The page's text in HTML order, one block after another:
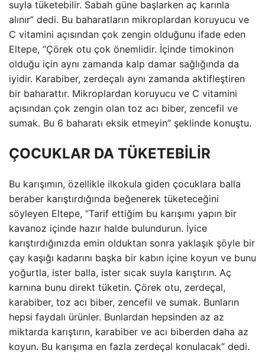
suyla tüketebilir. Sabah güne başlarken aç karınla
alınır” dedi. Bu baharatların mikroplardan koruyucu ve
C vitamini açısından çok zengin olduğunu ifade eden
Eltepe, “Çörek otu çok önemlidir. İçinde timokinon
olduğu için aynı zamanda kalp damar sağlığında da
iyidir. Karabiber, zerdeçalı aynı zamanda aktifleştiren
bir baharattır. Mikroplardan koruyucu ve C vitamini
açısından çok zengin olan toz acı biber, zencefil ve
sumak. Bu 6 baharatı eksik etmeyin” şeklinde konuştu.
ÇOCUKLAR DA TÜKETEBİLİR
Bu karışımın, özellikle ilkokula giden çocuklara balla
beraber karıştırdığında beğenerek tüketeceğini
söyleyen Eltepe, “Tarif ettiğim bu karışımı yapın bir
kavanoz içinde hazır halde bulundurun. İyice
karıştırdığınızda emin olduktan sonra yaklaşık şöyle bir
çay kaşığı kadarını başka bir kabın içine koyun ve bunu
yoğurtla, ister balla, ister sıcak suyla karıştırın. Aç
karnına bunu direkt tüketin. Çörek otu, zerdeçal,
karabiber, toz acı biber, zencefil ve sumak. Bunların
hepsi faydalı ürünler. Bunlardan hepsinden az az
miktarda karıştırın, karabiber ve acı biberden daha az
koyun. Bu karışıma en fazla zerdeçal konulacak” dedi.